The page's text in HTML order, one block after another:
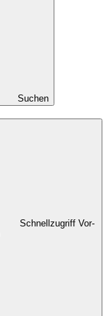
Suchen
Schnellzugriff Vor-